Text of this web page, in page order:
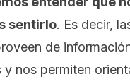
sentirlo. Es decir,
de
nos permiten